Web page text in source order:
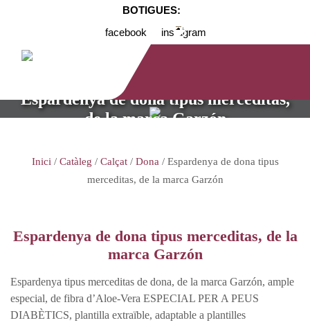
BOTIGUES:
facebook
instagram
Espardenya de dona tipus merceditas,
de la marca Garzón
Inici / Catàleg / Calçat/ Dona / Espardenya de dona tipus
merceditas, de la marca Garzón
Espardenya de dona tipus merceditas, de la
marca Garzón
Espardenya tipus merceditas de dona, de la marca Garzón, ample
especial, de fibra d’Aloe-Vera ESPECIAL PER A PEUS
DIABÈTICS, plantilla extraïble, adaptable a plantilles